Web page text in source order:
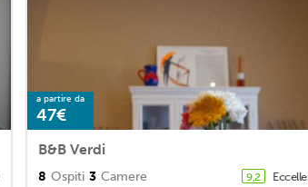
a partire da
47€
B&B Verdi
8 Ospiti 3 Camere 9,2